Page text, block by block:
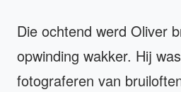
Die ochtend werd Oliver
opwinding wakker. Hij
fotograferen van